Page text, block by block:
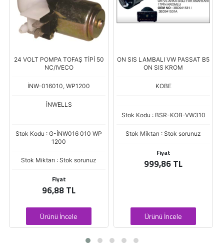
24 VOLT POMPA TOFAŞ TİPİ 50
NC/IVECO
İNW-016010, WP1200
İNWELLS
Stok Kodu : G-İNW016 010 WP
1200
Stok Miktarı : Stok sorunuz
Fiyat
96,88 TL
Ürünü İncele
ON SIS LAMBALI VW PASSAT B5
ON SIS KROM
KOBE
Stok Kodu : BSR-KOB-VW310
Stok Miktarı : Stok sorunuz
Fiyat
999,86 TL
Ürünü İncele